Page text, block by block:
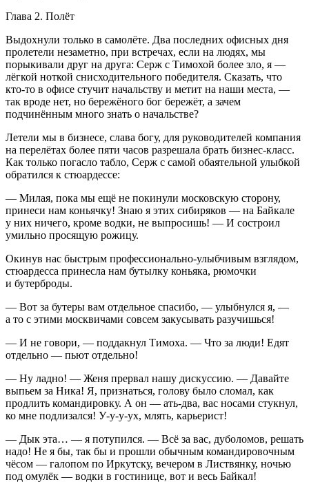
Глава 2. Полёт
Выдохнули только в самолёте. Два последних офисных дня
пролетели незаметно, при встречах, если на людях, мы
порыкивали друг на друга: Серж с Тимохой более зло, я —
лёгкой ноткой снисходительного победителя. Сказать, что
кто-то в офисе стучит начальству и метит на наши места, —
так вроде нет, но бережёного бог бережёт, а зачем
подчинённым много знать о начальстве?
Летели мы в бизнесе, слава богу, для руководителей компания
на перелётах более пяти часов разрешала брать бизнес-класс.
Как только погасло табло, Серж с самой обаятельной улыбкой
обратился к стюардессе:
— Милая, пока мы ещё не покинули московскую сторону,
принеси нам коньячку! Знаю я этих сибиряков — на Байкале
у них ничего, кроме водки, не выпросишь! — И состроил
умильно просящую рожицу.
Окинув нас быстрым профессионально-улыбчивым взглядом,
стюардесса принесла нам бутылку коньяка, рюмочки
и бутерброды.
— Вот за бутеры вам отдельное спасибо, — улыбнулся я, —
а то с этими москвичами совсем закусывать разучишься!
— И не говори, — поддакнул Тимоха. — Что за люди! Едят
отдельно — пьют отдельно!
— Ну ладно! — Женя прервал нашу дискуссию. — Давайте
выпьем за Ника! Я, признаться, голову было сломал, как
продлить командировку. А он — ать-два, вас носами стукнул,
ко мне подлизался! У-у-у-ух, млять, карьерист!
— Дык эта… — я потупился. — Всё за вас, дуболомов, решать
надо! Не я бы, так бы и прошли обычным командировочным
чёсом — галопом по Иркутску, вечером в Листвянку, ночью
под омулёк — водки в гостинице, вот и весь Байкал!